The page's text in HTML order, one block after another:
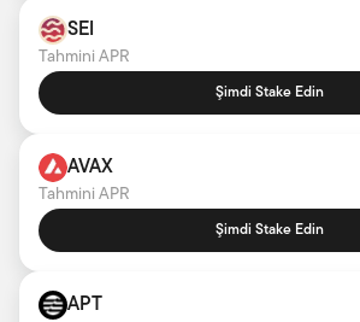
SEI
Tahmini APR
Şimdi Stake Edin
AVAX
Tahmini APR
Şimdi Stake Edin
APT